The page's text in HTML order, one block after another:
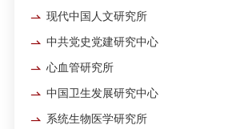
现代中国人文研究所
中共党史党建研究中心
心血管研究所
中国卫生发展研究中心
系统生物医学研究所